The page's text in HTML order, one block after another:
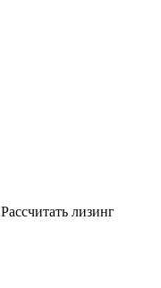
Рассчитать лизинг